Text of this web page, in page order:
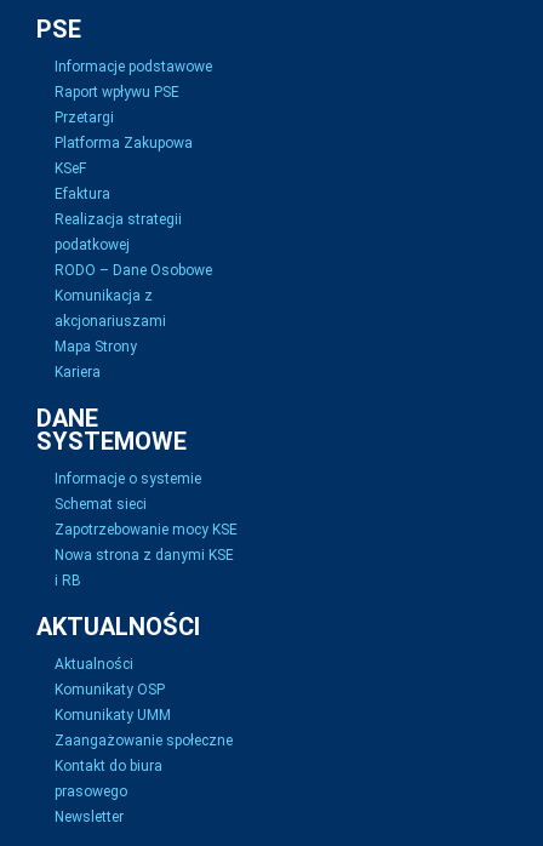
PSE
Informacje podstawowe
Raport wpływu PSE
Przetargi
Platforma Zakupowa
KSeF
Efaktura
Realizacja strategii
podatkowej
RODO – Dane Osobowe
Komunikacja z
akcjonariuszami
Mapa Strony
Kariera
DANE
SYSTEMOWE
Informacje o systemie
Schemat sieci
Zapotrzebowanie mocy KSE
Nowa strona z danymi KSE
i RB
AKTUALNOŚCI
Aktualności
Komunikaty OSP
Komunikaty UMM
Zaangażowanie społeczne
Kontakt do biura
prasowego
Newsletter